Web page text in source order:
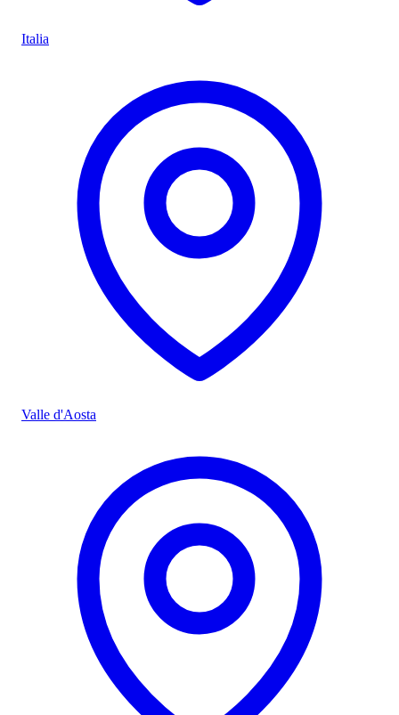
Italia
Valle d'Aosta